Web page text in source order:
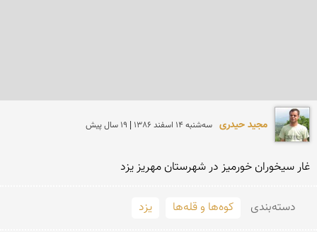
مجید حیدری سه‌شنبه 14 اسفند 1386 | 19 سال پیش
غار سیخوران خورمیز در شهرستان مهریز یزد
دسته‌بندی کوه‌ها و قله‌ها یزد